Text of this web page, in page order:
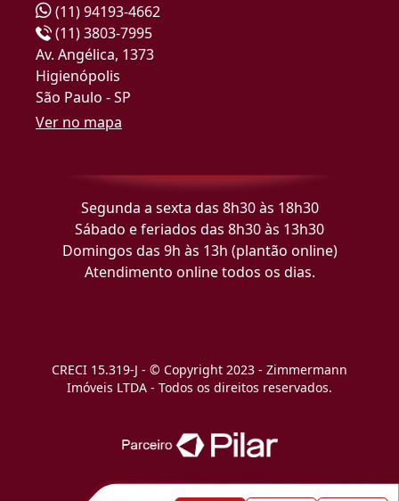
(11) 94193-4662
(11) 3803-7995
Av. Angélica, 1373
Higienópolis
São Paulo - SP
Ver no mapa
Segunda a sexta das 8h30 às 18h30
Sábado e feriados das 8h30 às 13h30
Domingos das 9h às 13h (plantão online)
Atendimento online todos os dias.
CRECI 15.319-J - © Copyright 2023 - Zimmermann
Imóveis LTDA - Todos os direitos reservados.